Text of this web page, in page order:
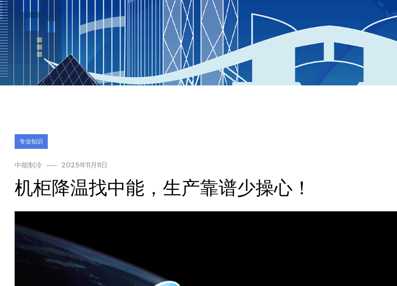
专业知识
中能制冷 2025年11月11日
机柜降温找中能，生产靠谱少操心！